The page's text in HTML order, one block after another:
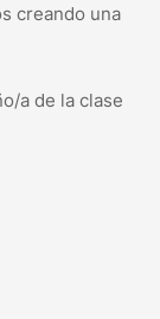
creando una
a de la clase